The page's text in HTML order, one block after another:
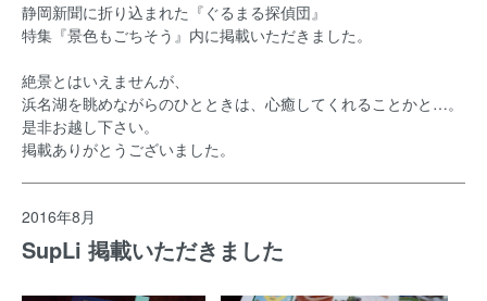
静岡新聞に折り込まれた『ぐるまる探偵団』
特集『景色もごちそう』内に掲載いただきました。
絶景とはいえませんが、
浜名湖を眺めながらのひとときは、心癒してくれることかと…。
是非お越し下さい。
掲載ありがとうございました。
2016年8月
SupLi 掲載いただきました